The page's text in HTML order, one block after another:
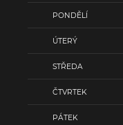
PONDĚLÍ
ÚTERÝ
STŘEDA
ČTVRTEK
PÁTEK